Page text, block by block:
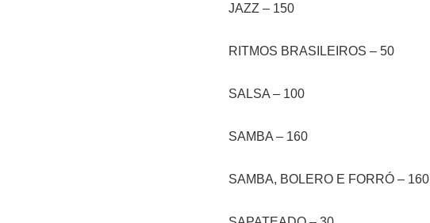
JAZZ – 150
RITMOS BRASILEIROS – 50
SALSA – 100
SAMBA – 160
SAMBA, BOLERO E FORRÓ – 160